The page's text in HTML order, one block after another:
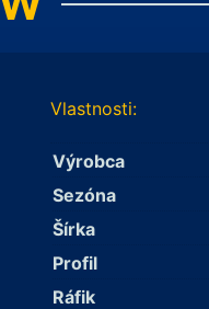
Vlastnosti:
Výrobca
Sezóna
Šírka
Profil
Ráfik